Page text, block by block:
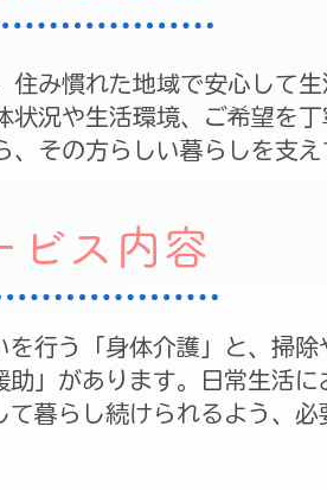
住み慣れた地域で安心して
状況や生活環境、ご希望を
その方らしい暮らしを支え
ビス内容
行う「身体介護」と、掃除
」があります。日常生活に
暮らし続けられるよう、必